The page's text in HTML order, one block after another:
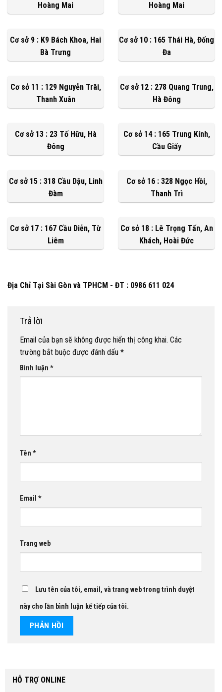
Hoàng Mai
Hoàng Mai
Cơ sở 9 : K9 Bách Khoa, Hai
Bà Trưng
Cơ sở 10 : 165 Thái Hà, Đống
Đa
Cơ sở 11 : 129 Nguyễn Trãi,
Thanh Xuân
Cơ sở 12 : 278 Quang Trung,
Hà Đông
Cơ sở 13 : 23 Tố Hữu, Hà
Đông
Cơ sở 14 : 165 Trung Kính,
Cầu Giấy
Cơ sở 15 : 318 Cầu Dậu, Linh
Đàm
Cơ sở 16 : 328 Ngọc Hồi,
Thanh Trì
Cơ sở 17 : 167 Cầu Diễn, Từ
Liêm
Cơ sở 18 : Lê Trọng Tấn, An
Khách, Hoài Đức
Địa Chỉ Tại Sài Gòn và TPHCM - ĐT : 0986 611 024
Trả lời
Email của bạn sẽ không được hiển thị công khai. Các
trường bắt buộc được đánh dấu *
Bình luận *
Tên *
Email *
Trang web
Lưu tên của tôi, email, và trang web trong trình duyệt
này cho lần bình luận kế tiếp của tôi.
HỖ TRỢ ONLINE